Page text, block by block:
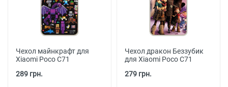
Чехол майнкрафт для
Xiaomi Poco C71
289 грн.
Чехол дракон Беззубик
для Xiaomi Poco C71
279 грн.